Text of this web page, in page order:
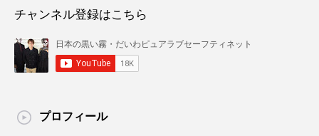
チャンネル登録はこちら
プロフィール